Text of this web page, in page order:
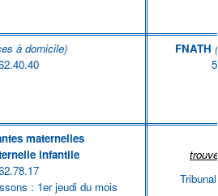
à domicile)
FNATH
maternelles
infantile
: 1er jeudi du mois